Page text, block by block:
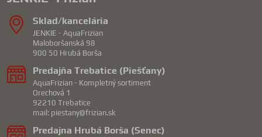
Sklad/kancelária
JENKIE - AquaFrizian
Maloboršanská 98
900 50 Hrubá Borša
Predajňa Trebatice (Piešťany)
AquaFrizian - Kompletný sortiment
Orechová 1
92210 Trebatice
mail: piestany@frizian.sk
Predajna Hrubá Borša (Senec)